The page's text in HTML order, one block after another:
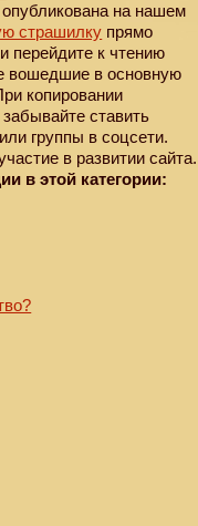
на нашем
страшилку прямо
перейдите к чтению
вошедшие в основную
копировании
ставить
группы в соцсети.
в развитии сайта.
в этой категории: